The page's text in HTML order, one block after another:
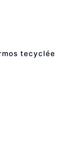
tecyclée